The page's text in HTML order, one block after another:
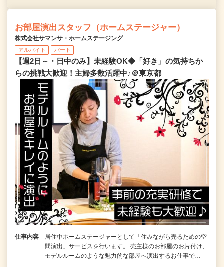
お部屋演出スタッフ（ホームステージャー）
株式会社サマンサ・ホームステージング
アルバイト パート
【週2日～・日中のみ】未経験OK◆「好き」の気持ちか
らの挑戦大歓迎！主婦多数活躍中♪＠東京都
仕事内容
居住中ホームステージャーとして「住みながら売るための空
間演出」サービスを行います。 売主様のお部屋のお片付け、
モデルルームのような魅力的な部屋へ演出するお仕事で…